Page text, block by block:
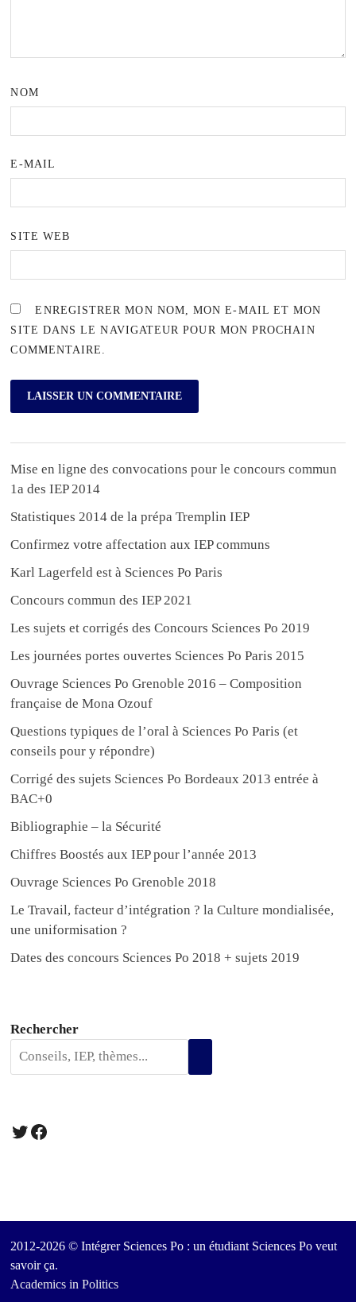
NOM
E-MAIL
SITE WEB
ENREGISTRER MON NOM, MON E-MAIL ET MON
SITE DANS LE NAVIGATEUR POUR MON PROCHAIN
COMMENTAIRE.
Mise en ligne des convocations pour le concours commun
1a des IEP 2014
Statistiques 2014 de la prépa Tremplin IEP
Confirmez votre affectation aux IEP communs
Karl Lagerfeld est à Sciences Po Paris
Concours commun des IEP 2021
Les sujets et corrigés des Concours Sciences Po 2019
Les journées portes ouvertes Sciences Po Paris 2015
Ouvrage Sciences Po Grenoble 2016 – Composition
française de Mona Ozouf
Questions typiques de l’oral à Sciences Po Paris (et
conseils pour y répondre)
Corrigé des sujets Sciences Po Bordeaux 2013 entrée à
BAC+0
Bibliographie – la Sécurité
Chiffres Boostés aux IEP pour l’année 2013
Ouvrage Sciences Po Grenoble 2018
Le Travail, facteur d’intégration ? la Culture mondialisée,
une uniformisation ?
Dates des concours Sciences Po 2018 + sujets 2019
Rechercher
Twitter
Facebook
2012-2026 © Intégrer Sciences Po : un étudiant Sciences Po veut
savoir ça.
Academics in Politics